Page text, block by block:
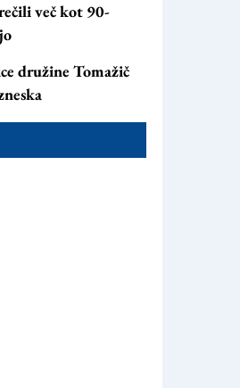
več kot 90-
družine Tomažič